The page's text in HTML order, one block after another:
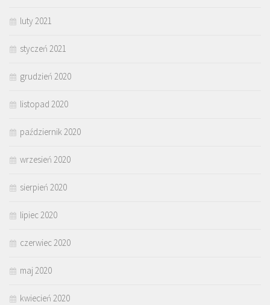
luty 2021
styczeń 2021
grudzień 2020
listopad 2020
październik 2020
wrzesień 2020
sierpień 2020
lipiec 2020
czerwiec 2020
maj 2020
kwiecień 2020